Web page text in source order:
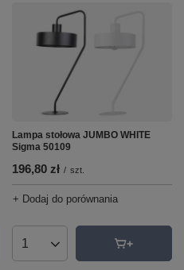
Lampa stołowa JUMBO WHITE
Sigma 50109
196,80 zł / szt.
+ Dodaj do porównania
Ilość produktów